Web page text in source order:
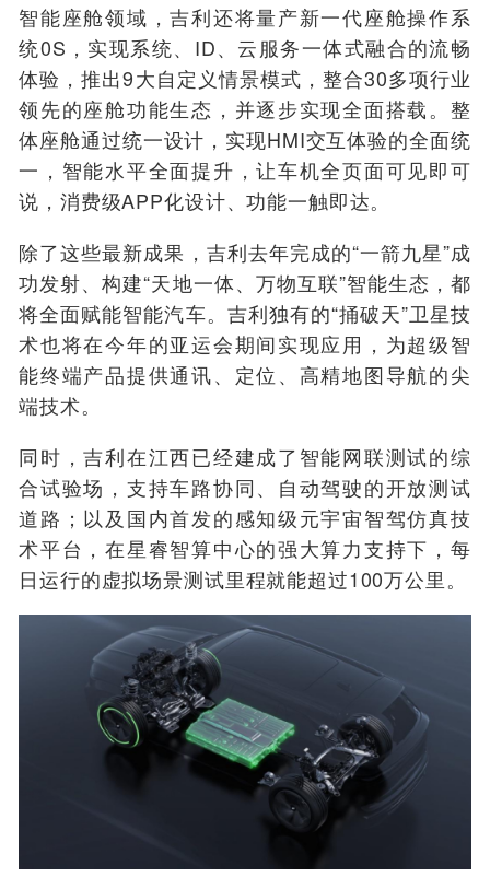
智能座舱领域，吉利还将量产新一代座舱操作系
统0S，实现系统、ID、云服务一体式融合的流畅
体验，推出9大自定义情景模式，整合30多项行业
领先的座舱功能生态，并逐步实现全面搭载。整
体座舱通过统一设计，实现HMI交互体验的全面统
一，智能水平全面提升，让车机全页面可见即可
说，消费级APP化设计、功能一触即达。
除了这些最新成果，吉利去年完成的“一箭九星”成
功发射、构建“天地一体、万物互联”智能生态，都
将全面赋能智能汽车。吉利独有的“捅破天”卫星技
术也将在今年的亚运会期间实现应用，为超级智
能终端产品提供通讯、定位、高精地图导航的尖
端技术。
同时，吉利在江西已经建成了智能网联测试的综
合试验场，支持车路协同、自动驾驶的开放测试
道路；以及国内首发的感知级元宇宙智驾仿真技
术平台，在星睿智算中心的强大算力支持下，每
日运行的虚拟场景测试里程就能超过100万公里。